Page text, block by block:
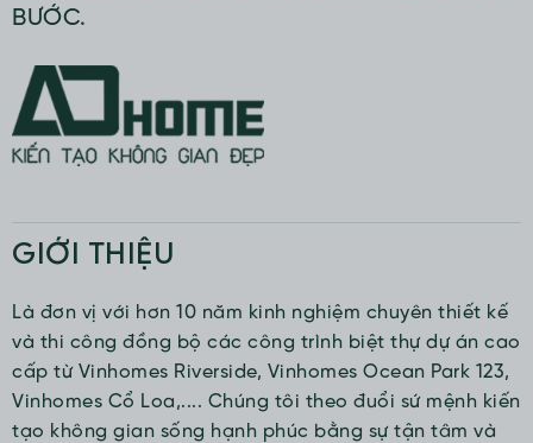
BƯỚC.
GIỚI THIỆU
Là đơn vị với hơn 10 năm kinh nghiệm chuyên thiết kế
và thi công đồng bộ các công trình biệt thự dự án cao
cấp từ Vinhomes Riverside, Vinhomes Ocean Park 123,
Vinhomes Cổ Loa,.... Chúng tôi theo đuổi sứ mệnh kiến
tạo không gian sống hạnh phúc bằng sự tận tâm và